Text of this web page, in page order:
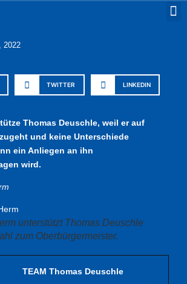
2022
TWITTER LINKEDIN
Thomas Deuschle, weil er auf
und keine Unterschiede
ein Anliegen an ihn
wird.
unterstützt Thomas Deuschle
zum Oberbürgermeister.
TEAM Thomas Deuschle